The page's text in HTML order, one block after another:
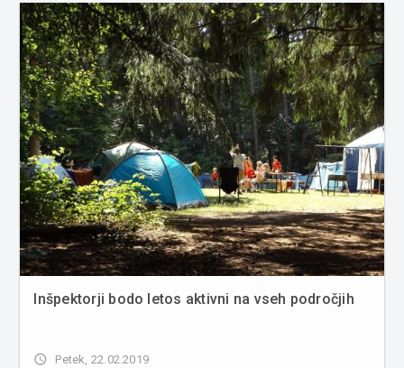
sodišče. Kot ...
Inšpektorji bodo letos aktivni na vseh področjih
access_time Petek, 22.02.2019